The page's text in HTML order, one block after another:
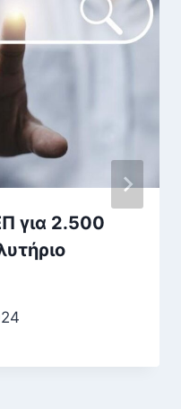
για 2.500